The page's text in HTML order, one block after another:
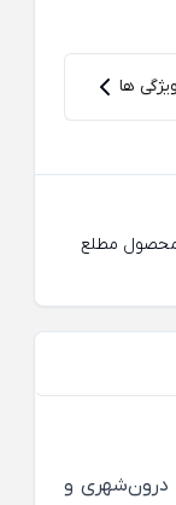
ها
محصول مطلع
درون‌شهری و